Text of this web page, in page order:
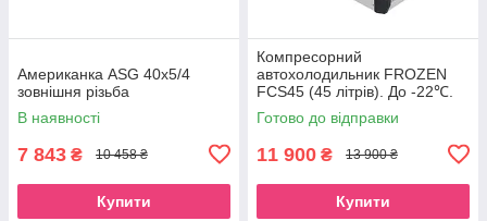
Американка ASG 40x5/4
зовнішня різьба
В наявності
7 843 ₴ 10 458 ₴
Купити
Компресорний
автохолодильник FROZEN
FCS45 (45 літрів). До -22℃.
Живлення 12, 24, 220 вольт
Готово до відправки
11 900 ₴ 13 900 ₴
Купити